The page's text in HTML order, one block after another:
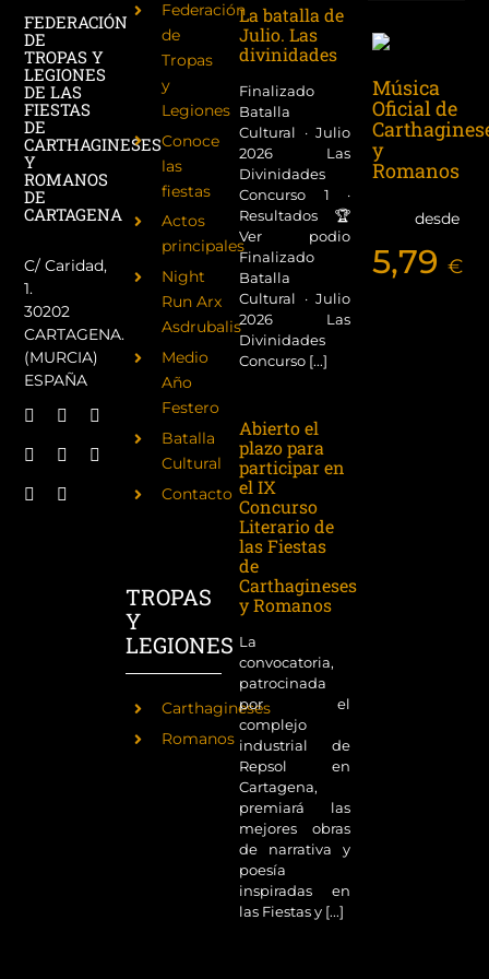
FEDERACIÓN
DE
TROPAS Y
LEGIONES
DE LAS
FIESTAS
DE
CARTHAGINESES
Y
ROMANOS
DE
CARTAGENA
C/ Caridad,
1.
30202
CARTAGENA.
(MURCIA)
ESPAÑA
Federación
de
Tropas
y
Legiones
Conoce
las
fiestas
Actos
principales
Night
Run Arx
Asdrubalis
Medio
Año
Festero
Batalla
Cultural
Contacto
TROPAS
Y
LEGIONES
Carthagineses
Romanos
La batalla de
Julio. Las
divinidades
Finalizado
Batalla
Cultural · Julio
2026 Las
Divinidades
Concurso 1 ·
Resultados 🏆
Ver podio
Finalizado
Batalla
Cultural · Julio
2026 Las
Divinidades
Concurso [...]
Abierto el
plazo para
participar en
el IX
Concurso
Literario de
las Fiestas
de
Carthagineses
y Romanos
La
convocatoria,
patrocinada
por el
complejo
industrial de
Repsol en
Cartagena,
premiará las
mejores obras
de narrativa y
poesía
inspiradas en
las Fiestas y [...]
Música
Oficial de
y
Romanos
desde
5,79€